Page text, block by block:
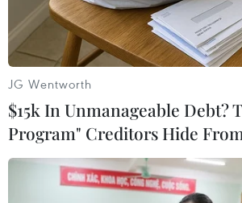
JG Wentworth
$15k In Unmanageable Debt?
Program" Creditors Hide